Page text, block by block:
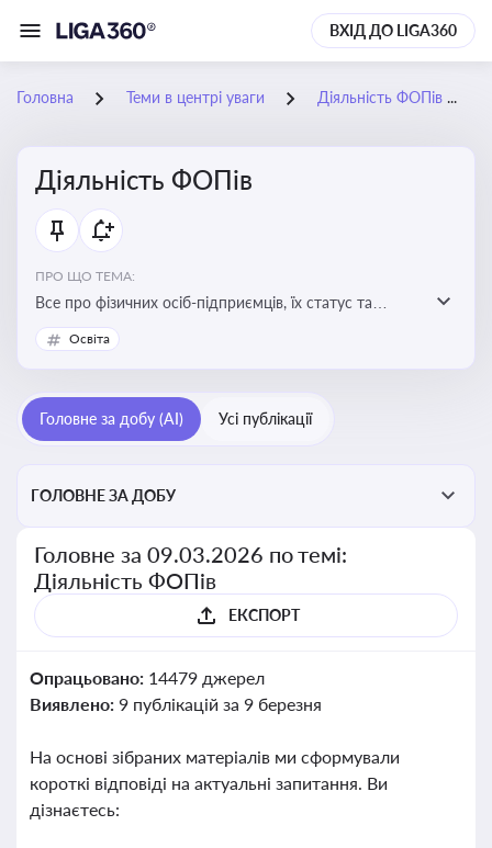
ВХІД ДО LIGA360
Головна Теми в центрі уваги Діяльність ФОПів
Діяльність ФОПів
ПРО ЩО ТЕМА:
Все про фізичних осіб-підприємців, їх статус та
діяльність. Зміни в законодавстві, що стосуються
роботи ФОПів
Освіта
Головне за добу (AI) Усі публікації
ГОЛОВНЕ ЗА ДОБУ
Головне за 09.03.2026 по темі:
Діяльність ФОПів
ЕКСПОРТ
Опрацьовано: 14479 джерел
Виявлено: 9 публікацій за 9 березня
На основі зібраних матеріалів ми сформували
короткі відповіді на актуальні запитання. Ви
дізнаєтесь: